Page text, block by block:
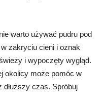
warto używać pudru pod
zakryciu cieni i oznak
i wypoczęty wygląd.
okolicy może pomóc w
dłuższy czas. Spróbuj